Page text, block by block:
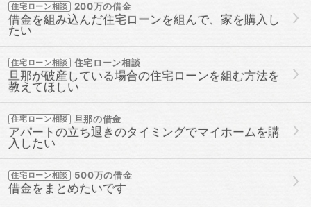
住宅ローン相談 200万の借金
借金を組み込んだ住宅ローンを組んで、家を購入し
たい
住宅ローン相談 住宅ローン相談
旦那が破産している場合の住宅ローンを組む方法を
教えてほしい
住宅ローン相談 旦那の借金
アパートの立ち退きのタイミングでマイホームを購
入したい
住宅ローン相談 500万の借金
借金をまとめたいです